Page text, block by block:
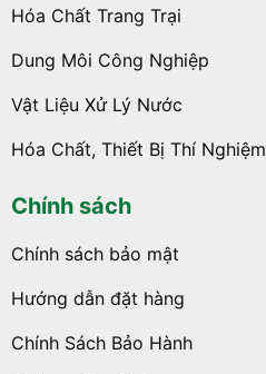
Hóa Chất Trang Trại
Dung Môi Công Nghiệp
Vật Liệu Xử Lý Nước
Hóa Chất, Thiết Bị Thí Nghiệm
Chính sách
Chính sách bảo mật
Hướng dẫn đặt hàng
Chính Sách Bảo Hành